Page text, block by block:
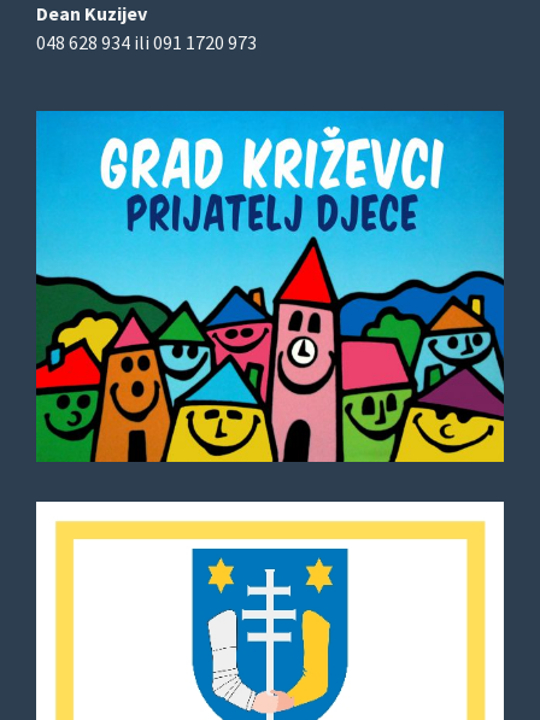
Dean Kuzijev
048 628 934 ili 091 1720 973